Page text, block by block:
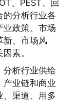
、PEST、回
的分析行业各
业政策、市场
新、市场风
素。
分析行业供给
产业链和商业
渠道、用多